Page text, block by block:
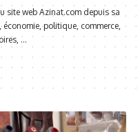
site web Azinat.com depuis sa
politique, commerce,
...